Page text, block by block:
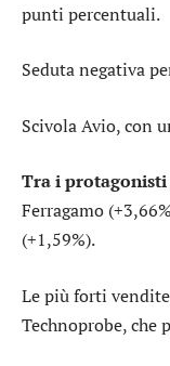
punti percentuali.
Seduta negativa
ScivolaAvio, con
Tra i protagonisti
Ferragamo
(+1,59%).
Le più forti
Technoprobe, che